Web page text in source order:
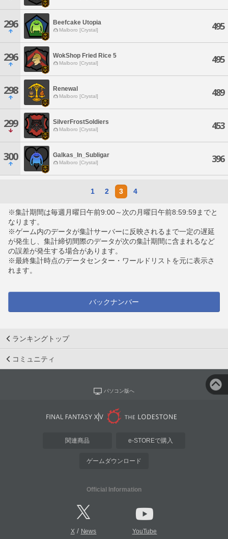
296 Beefcake Utopia
Malboro [Crystal] 495
296 WokShop Fried Rice 5
Malboro [Crystal] 495
298 Renewal
Malboro [Crystal] 489
299 SilverFrostSoldiers
Malboro [Crystal] 453
300 Galkas_In_Subligar
Malboro [Crystal] 396
1 2 3 4
※集計期間は毎週月曜日午前9:00～次の月曜日午前8:59:59までと
なります。
※ゲーム内のデータが集計サーバーに反映されるまで一定の遅延
が発生し、集計締切間際のデータが次の集計期間に含まれるなど
の誤差が発生する場合があります。
※最終集計時点のデータセンター・ワールドリストを元に表示さ
れます。
バックナンバー
ランキングトップ
コミュニティ
パソコン版へ
関連商品 e-STOREで購入
ゲームダウンロード
Official Information
X/ News YouTube